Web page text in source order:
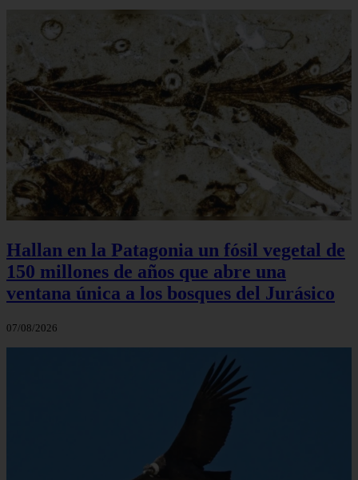
Hallan en la Patagonia un fósil vegetal de
150 millones de años que abre una
ventana única a los bosques del Jurásico
07/08/2026